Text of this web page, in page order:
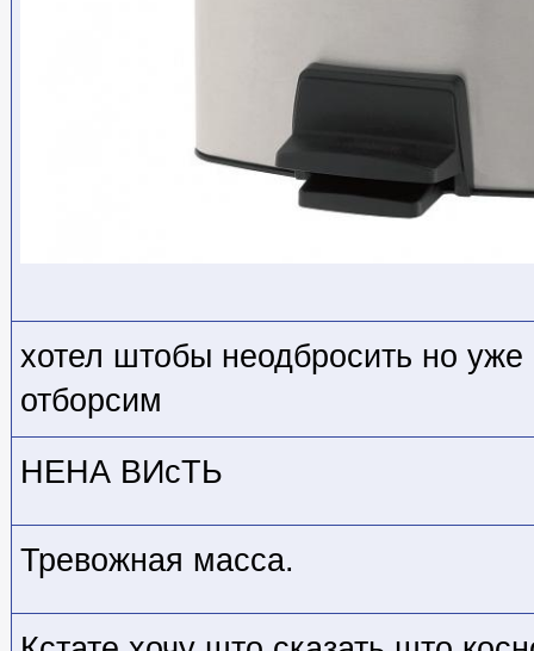
хотел штобы неодбросить но
отборсим
НЕНА ВИсТЬ
Тревожная масса.